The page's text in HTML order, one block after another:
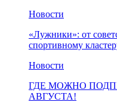
Новости
«Лужники»: от
спортивному
Новости
ГДЕ МОЖНО
АВГУСТА!